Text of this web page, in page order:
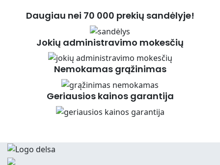
Daugiau nei 70 000 prekių sandėlyje!
Jokių administravimo mokesčių
Nemokamas grąžinimas
Geriausios kainos garantija